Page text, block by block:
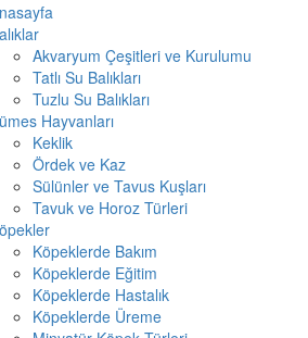
Akvaryum Çeşitleri ve Kurulumu
Tatlı Su Balıkları
Tuzlu Su Balıkları
Hayvanları
Keklik
Ördek ve Kaz
Sülünler ve Tavus Kuşları
Tavuk ve Horoz Türleri
Köpeklerde Bakım
Köpeklerde Eğitim
Köpeklerde Hastalık
Köpeklerde Üreme